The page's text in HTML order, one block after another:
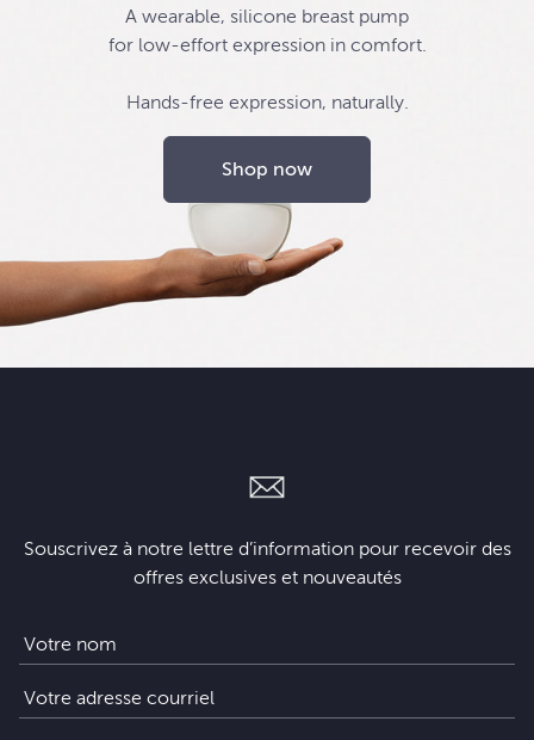
A wearable, silicone breast pump
for low-effort expression in comfort.
Hands-free expression, naturally.
Shop now
Souscrivez à notre lettre d’information pour recevoir des
offres exclusives et nouveautés